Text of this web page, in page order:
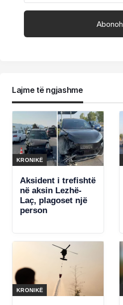
Lajme të ngjashme
KRONIKË
Aksident i trefishtë
në aksin Lezhë-
Laç, plagoset një
person
KRONIKË